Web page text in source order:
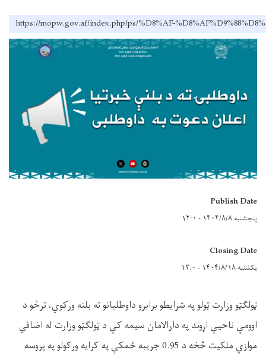
https://mopw.gov.af/index.php/ps/%D8%AF-
Publish Date
پنجشنبه ۱۴۰۴/۸/۸ - ۱۲:۰
Closing Date
یکشنبه ۱۴۰۴/۸/۱۸ - ۱۲:۰
ټولګټو وزارت ټولو په شرايطو برابرو داوطلبانو ته بلنه ورکوي، ترڅو د
اوومې ناحیې اړوند په دارالامان سیمه کې د ټولګټو وزارت له اضافي
موازي ملکیت څخه د 0.95 جریبه ځمکې په کرایه ورکولو په پروسه